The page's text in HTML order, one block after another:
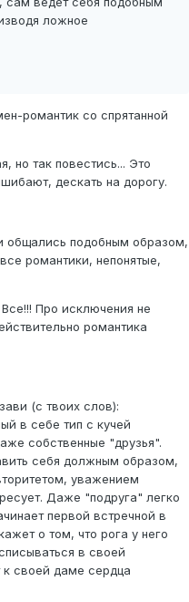
ложное
романтик со спрятанной
но так повестись... Это
дескать на дорогу.
общались подобным образом,
романтики, непонятые,
Про исключения не
романтика
(с твоих слов):
в себе тип с кучей
собственные "друзья".
себя должным образом,
уважением
Даже "подруга" легко
первой встречной в
о том, что рога у него
в своей
к своей даме сердца